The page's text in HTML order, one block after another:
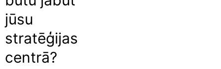
jūsu
stratēģijas
centrā?